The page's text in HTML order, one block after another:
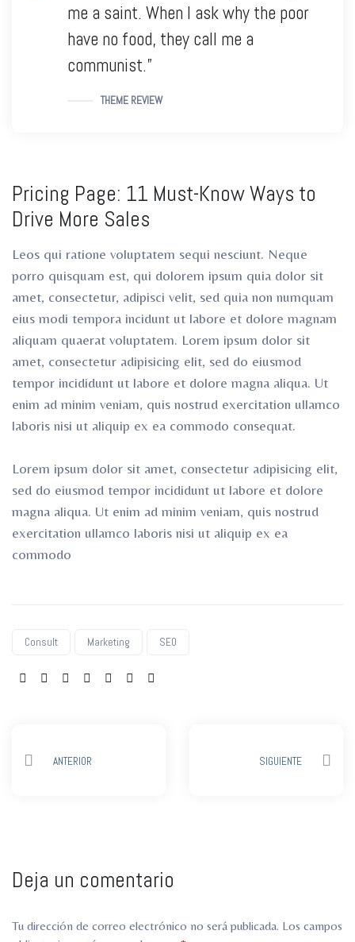
me a saint. When I ask why the poor
have no food, they call me a
communist.”
THEME REVIEW
Pricing Page: 11 Must-Know Ways to
Drive More Sales
Leos qui ratione voluptatem sequi nesciunt. Neque
porro quisquam est, qui dolorem ipsum quia dolor sit
amet, consectetur, adipisci velit, sed quia non numquam
eius modi tempora incidunt ut labore et dolore magnam
aliquam quaerat voluptatem. Lorem ipsum dolor sit
amet, consectetur adipisicing elit, sed do eiusmod
tempor incididunt ut labore et dolore magna aliqua. Ut
enim ad minim veniam, quis nostrud exercitation ullamco
laboris nisi ut aliquip ex ea commodo consequat.
Lorem ipsum dolor sit amet, consectetur adipisicing elit,
sed do eiusmod tempor incididunt ut labore et dolore
magna aliqua. Ut enim ad minim veniam, quis nostrud
exercitation ullamco laboris nisi ut aliquip ex ea
commodo
Consult Marketing SEO
Share:
ANTERIOR SIGUIENTE
Deja un comentario
Tu dirección de correo electrónico no será publicada. Los campos